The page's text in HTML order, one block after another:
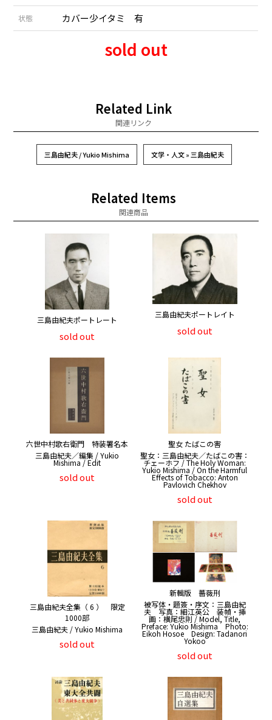
状態 カバー少イタミ 有
sold out
Related Link
関連リンク
三島由紀夫 / Yukio Mishima 文学・人文 » 三島由紀夫
Related Items
関連商品
三島由紀夫ポートレート
sold out
三島由紀夫ポートレイト
sold out
六世中村歌右衛門 特装署名本
三島由紀夫／編集 / Yukio
Mishima / Edit
sold out
聖女 たばこの害
聖女：三島由紀夫／たばこの害：
チェーホフ / The Holy Woman:
Yukio Mishima / On the Harmful
Effects of Tobacco: Anton
Pavlovich Chekhov
sold out
三島由紀夫全集（ 6 ） 限定
1000部
三島由紀夫 / Yukio Mishima
sold out
新輯版 薔薇刑
被写体・題簽・序文：三島由紀
夫 写真：細江英公 装幀・挿
画：横尾忠則 / Model, Title,
Preface: Yukio Mishima Photo:
Eikoh Hosoe Design: Tadanori
Yokoo
sold out